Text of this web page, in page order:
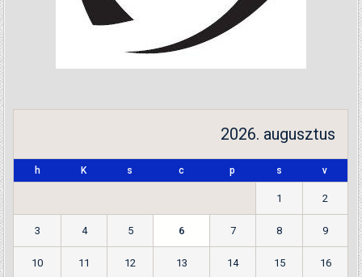
2026. augusztus
h K s c p s v
1 2
3 4 5 6 7 8 9
10 11 12 13 14 15 16